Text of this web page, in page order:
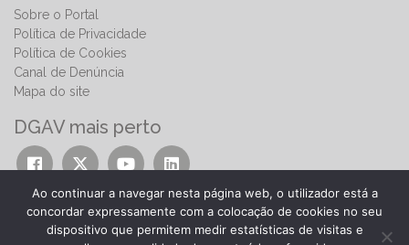
Sobre o Portal
Política de Privacidade
Política de Cookies
Canal de Denúncia
Mapa do site
DGAV mais perto
Ao continuar a navegar nesta página web, o utilizador está a
concordar expressamente com a colocação de cookies no seu
dispositivo que permitem medir estatísticas de visitas e